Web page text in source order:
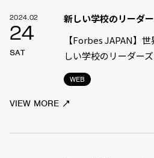
2024.02
24
SAT
WEB
新しい学校のリーダ
【Forbes JAPAN】
しい学校のリーダーズ
VIEW MORE